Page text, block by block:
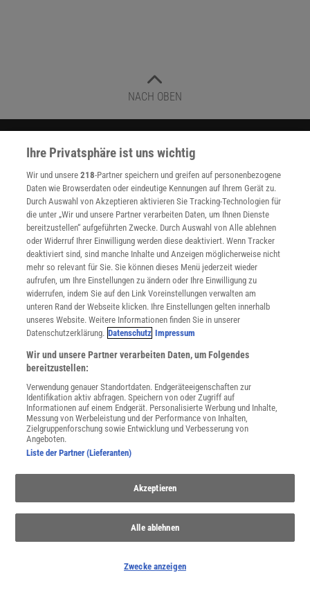
NACH OBEN
Für Sie im Spektrum-Shop und am Kiosk:
WEITERE NEUERSCHEINUNGEN SPEKTRUM SHOP
Spektrum.de-Newsletter abonnieren
mit Ihren personenbezogenen Daten finden Sie in unsererDatenschutzerklärung
SERVICES
Newsletter
Kontakt
Im Handel kaufen
Presse
Ihre Privatsphäre ist uns wichtig
Wir und unsere218-Partner speichern und greifen auf personenbezogene
Daten wie Browserdaten oder eindeutige Kennungen auf Ihrem Gerät zu.
Durch Auswahl von Akzeptieren aktivieren Sie Tracking-Technologien für
die unter „Wir und unsere Partner verarbeiten Daten, um Ihnen Dienste
bereitzustellen“ aufgeführten Zwecke. Durch Auswahl von Alle ablehnen
oder Widerruf Ihrer Einwilligung werden diese deaktiviert. Wenn Tracker
deaktiviert sind, sind manche Inhalte und Anzeigen möglicherweise nicht
mehr so relevant für Sie. Sie können dieses Menü jederzeit wieder
aufrufen, um Ihre Einstellungen zu ändern oder Ihre Einwilligung zu
widerrufen, indem Sie auf den Link Voreinstellungen verwalten am
unteren Rand der Webseite klicken. Ihre Einstellungen gelten innerhalb
unseres Website. Weitere Informationen finden Sie in unserer
Datenschutzerklärung. Datenschutz Impressum
Wir und unsere Partner verarbeiten Daten, um Folgendes
bereitzustellen:
Verwendung genauer Standortdaten. Endgeräteeigenschaften zur
Identifikation aktiv abfragen. Speichern von oder Zugriff auf
Informationen auf einem Endgerät. Personalisierte Werbung und Inhalte,
Messung von Werbeleistung und der Performance von Inhalten,
Zielgruppenforschung sowie Entwicklung und Verbesserung von
Angeboten.
Liste der Partner (Lieferanten)
Akzeptieren
Alle ablehnen
Zwecke anzeigen